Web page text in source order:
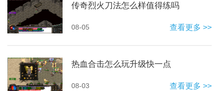
传奇烈火刀法怎么样值得练吗
08-05 查看更多 >>
热血合击怎么玩升级快一点
08-03 查看更多 >>